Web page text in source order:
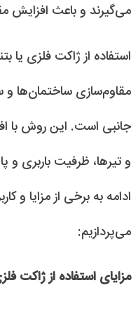
می‌گیرند و باعث افزایش
استفاده از ژاکت فلزی یا
مقاوم‌سازی ساختمان‌ها و
جانبی است. این روش با
و تیرها، ظرفیت باربری و
ادامه به برخی از مزایا و
می‌پردازیم:
مزایای استفاده از ژاکت